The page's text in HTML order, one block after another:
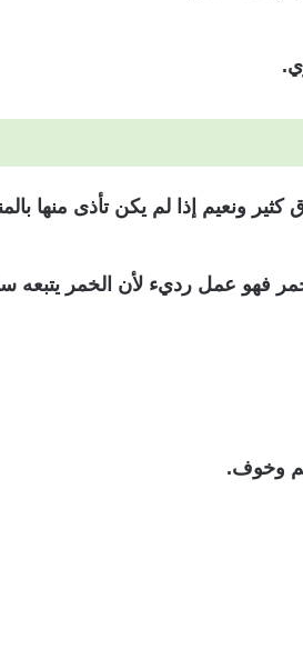
ونعيم إذا لم يكن تأذى منها
فهو عمل رديء لأن الخمر يتبعه
وخوف.